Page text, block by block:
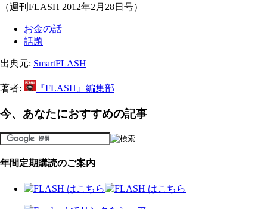
（週刊FLASH 2012年2月28日号）
お金の話
話題
出典元: SmartFLASH
著者: 『FLASH』編集部
今、あなたにおすすめの記事
年間定期購読のご案内